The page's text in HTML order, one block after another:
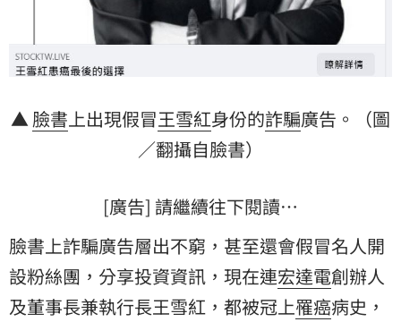
▲ 臉書 上出現假冒王雪紅身份的詐騙廣告。（圖
／翻攝自臉書）
[廣告] 請繼續往下閱讀…
臉書上詐騙廣告層出不窮，甚至還會假冒名人開
設粉絲團，分享投資資訊，現在連宏達電創辦人
及董事長兼執行長王雪紅，都被冠上罹癌病史，